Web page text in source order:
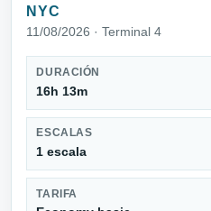
NYC
11/08/2026 · Terminal 4
DURACIÓN
16h 13m
ESCALAS
1 escala
TARIFA